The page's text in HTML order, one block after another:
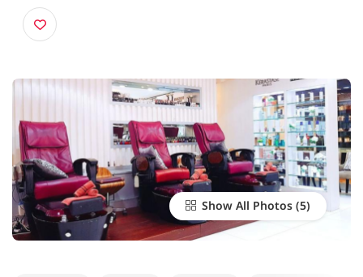
Sala, Mueang Lop Buri, Lopburi 15000
Show All Photos